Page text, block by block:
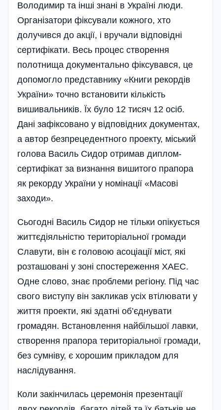
Володимир та інші знані в Україні люди.
Організатори фіксували кожного, хто
долучився до акції, і вручали відповідні
сертифікати. Весь процес створення
полотнища документально фіксувався, це
допомогло представнику «Книги рекордів
України» точно встановити кількість
вишивальників. Їх було 12 тисяч 12 осіб.
Дані зафіксовано у відповідних документах,
а автор безпрецедентного проекту, міський
голова Василь Сидор отримав диплом-
серти­фікат за визнання вишитого прапора
як рекорду України у номінації «Масові
заходи».
Сьогодні Василь Сидор не тільки опікується
життєдіяльністю територіальної громади
Славути, він є головою асоціації міст, які
розташовані у зоні спостереження ХАЕС.
Одне слово, знає проблеми регіону. Під час
свого виступу він закликав усіх втілювати у
життя проекти, які здатні об’єднувати
громадян. Встановлення найбільшої лавки,
створення прапора територіальної громади,
без сумніву, є хорошим прикладом для
наслідування.
Коли закінчилась церемонія презентації